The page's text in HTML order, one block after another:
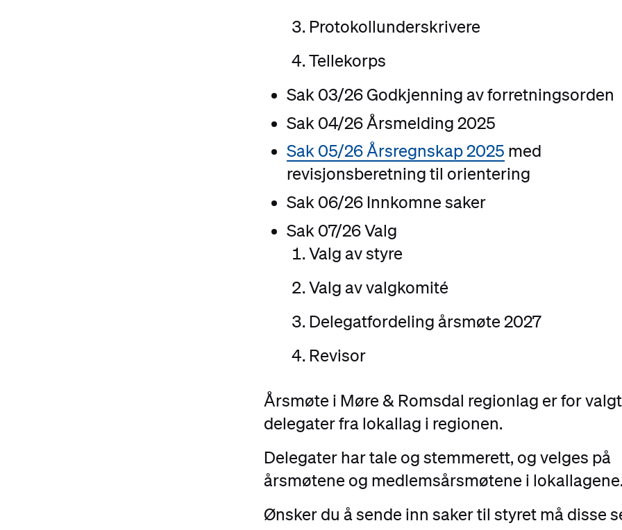
Protokollunderskrivere
Tellekorps
Sak 03/26 Godkjenning av forretningsorden
Sak 04/26 Årsmelding 2025
Sak 05/26 Årsregnskap 2025 med
revisjonsberetning til orientering
Sak 06/26 Innkomne saker
Sak 07/26 Valg
Valg av styre
Valg av valgkomité
Delegatfordeling årsmøte 2027
Revisor
Årsmøte i Møre & Romsdal regionlag er for
delegater fra lokallag i regionen.
Delegater har tale og stemmerett, og velges på
årsmøtene og medlemsårsmøtene i lokallagene.
Ønsker du å sende inn saker til styret må disse